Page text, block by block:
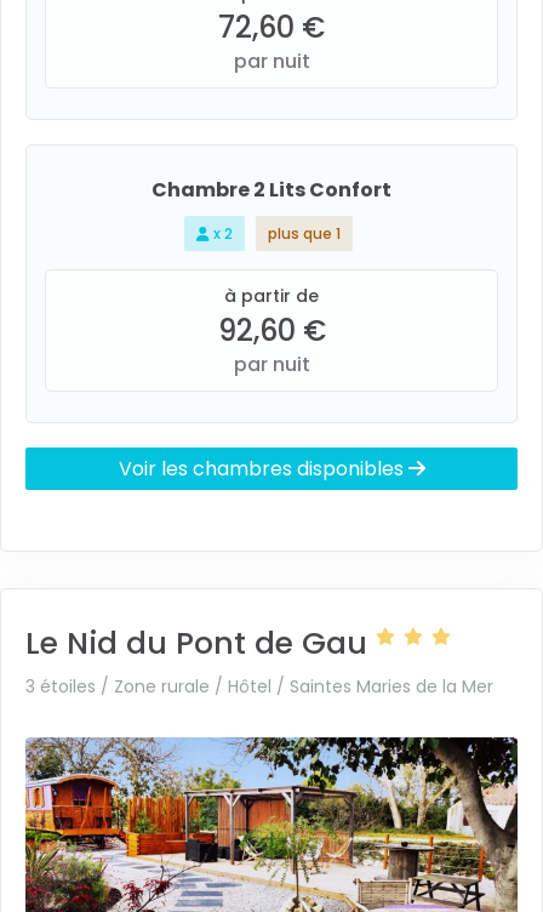
72,60 €
par nuit
Chambre 2 Lits Confort
x 2 plus que 1
à partir de
92,60 €
par nuit
Voir les chambres disponibles
Le Nid du Pont de Gau
3 étoiles / Zone rurale / Hôtel / Saintes Maries de la Mer